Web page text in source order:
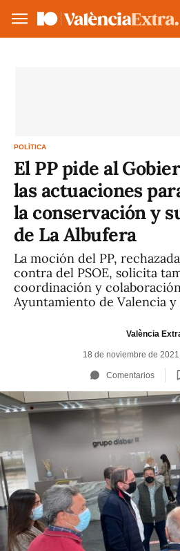
POLÍTICA
El PP pide al
las actuaciones
la conservación y
de La Albufera
La moción del PP,
contra del PSOE, solicita
coordinación y
Ayuntamiento de Valencia
València
18 de noviembre de
Comentarios